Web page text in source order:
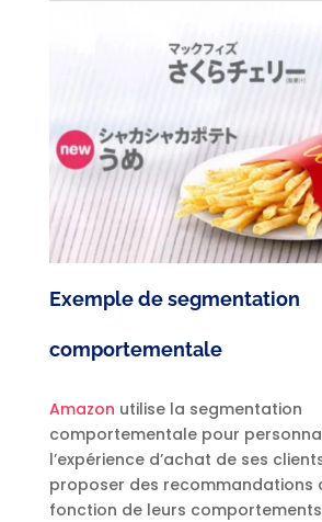
Exemple de segmentation
comportementale
Amazon utilise la segmentation
comportementale pour
l’expérience d’achat de ses
proposer des recommandations
fonction de leurs